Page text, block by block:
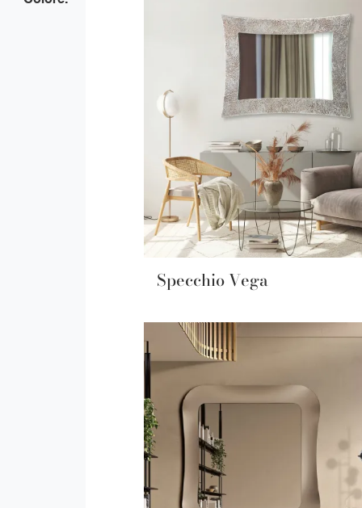
Specchio Vega